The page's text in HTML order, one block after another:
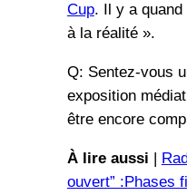
Cup. Il y a quand
à la réalité ».
Q: Sentez-vous
exposition
être encore
À lire aussi |
ouvert” :Phases